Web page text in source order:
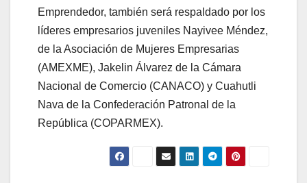
Emprendedor, también será respaldado por los
líderes empresarios juveniles Nayivee Méndez,
de la Asociación de Mujeres Empresarias
(AMEXME), Jakelin Álvarez de la Cámara
Nacional de Comercio (CANACO) y Cuahutli
Nava de la Confederación Patronal de la
República (COPARMEX).